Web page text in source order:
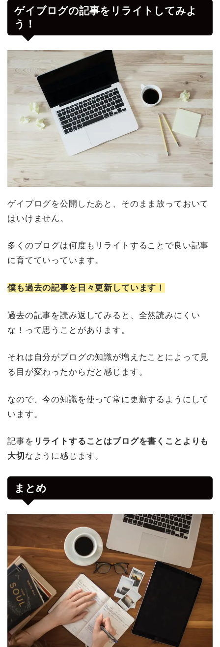
ゲイブログの記事をリライトしてみよ
う！
ゲイブログを公開したあと、そのまま放っておいて
はいけません。
多くのブログは何度もリライトすることで良い記事
に育てていっています。
僕も過去の記事を日々更新しています！
過去の記事を読み返してみると、全然読みにくい
な！って思うことがあります。
それは自分がブログの知識が増えたことによって見
る目が変わったからだと感じます。
なので、今の知識を使って常に更新するようにして
います。
記事を リライトすることはブログを書くことよりも
大切 なように感じます。
まとめ